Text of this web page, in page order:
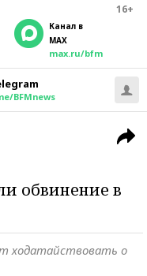
16+
Канал в
MAX
max.ru/bfm
BFMnews
обвинение в
ходатайствовать о